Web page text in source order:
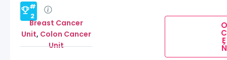
#
2
Breast Cancer
Unit, Colon Cancer
Unit
O
C
E
Ń